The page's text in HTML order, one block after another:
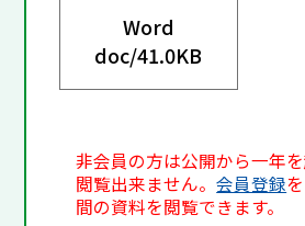
Word
doc/41.0KB
非会員の方は公開から一年
閲覧出来ません。会員登録
間の資料を閲覧できます。